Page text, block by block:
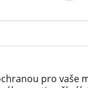
pro vaše